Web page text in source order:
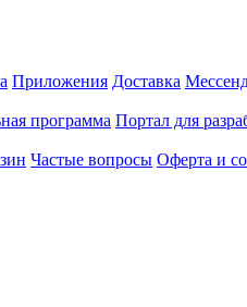
Приложения Доставка
программа Портал для
Частые вопросы Оферта и